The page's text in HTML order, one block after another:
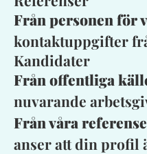
Från personen för
kontaktuppgifter
Kandidater
Från offentliga
nuvarande
Från våra
anser att din profil